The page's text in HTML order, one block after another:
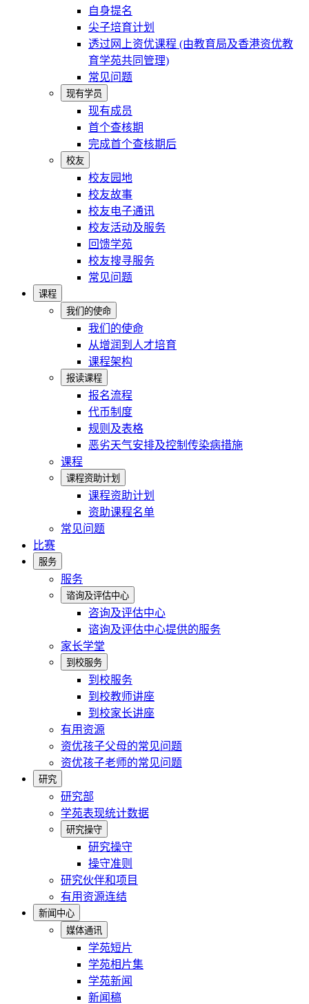
自身提名
尖子培育计划
透过网上资优课程 (由教育局及香港资优教
育学苑共同管理)
常见问题
现有学员
现有成员
首个查核期
完成首个查核期后
校友
校友园地
校友故事
校友电子通讯
校友活动及服务
回馈学苑
校友搜寻服务
常见问题
课程
我们的使命
我们的使命
从增润到人才培育
课程架构
报读课程
报名流程
代币制度
规则及表格
恶劣天气安排及控制传染病措施
课程
课程资助计划
课程资助计划
资助课程名单
常见问题
比赛
服务
服务
谘询及评估中心
咨询及评估中心
谘询及评估中心提供的服务
家长学堂
到校服务
到校服务
到校教师讲座
到校家长讲座
有用资源
资优孩子父母的常见问题
资优孩子老师的常见问题
研究
研究部
学苑表现统计数据
研究操守
研究操守
操守准则
研究伙伴和项目
有用资源连结
新闻中心
媒体通讯
学苑短片
学苑相片集
学苑新闻
新闻稿